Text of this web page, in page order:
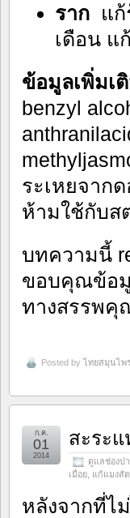
ราก แ
เดือน แ
ข้อมูลเพิ่มเ
benzyl
ระเหยจาก
ห้ามใช้กับส
บทความนี้
ขอบคุณข้อมู
ทางสรรพคุ
Posted byไทยสมุนไพ
สะระ
ดูแลช่องป
เมื่อย แก้แมงสั
ก.ค.
01
2014
หลังจากที่ไ